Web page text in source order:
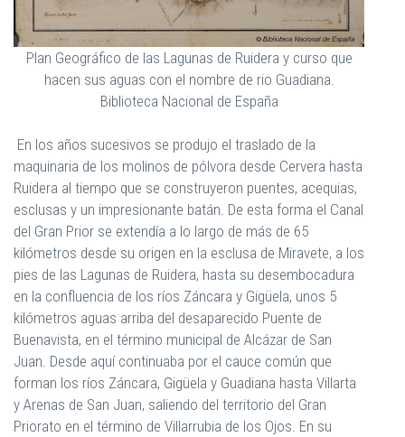
Plan Geográfico de las Lagunas de Ruidera y curso que
hacen sus aguas con el nombre de rio Guadiana.
Biblioteca Nacional de España
En los años sucesivos se produjo el traslado de la
maquinaria de los molinos de pólvora desde Cervera hasta
Ruidera al tiempo que se construyeron puentes, acequias,
esclusas y un impresionante batán. De esta forma el Canal
del Gran Prior se extendía a lo largo de más de 65
kilómetros desde su origen en la esclusa de Miravete, a los
pies de las Lagunas de Ruidera, hasta su desembocadura
en la confluencia de los ríos Záncara y Gigüela, unos 5
kilómetros aguas arriba del desaparecido Puente de
Buenavista, en el término municipal de Alcázar de San
Juan. Desde aquí continuaba por el cauce común que
forman los ríos Záncara, Gigüela y Guadiana hasta Villarta
y Arenas de San Juan, saliendo del territorio del Gran
Priorato en el término de Villarrubia de los Ojos. En su